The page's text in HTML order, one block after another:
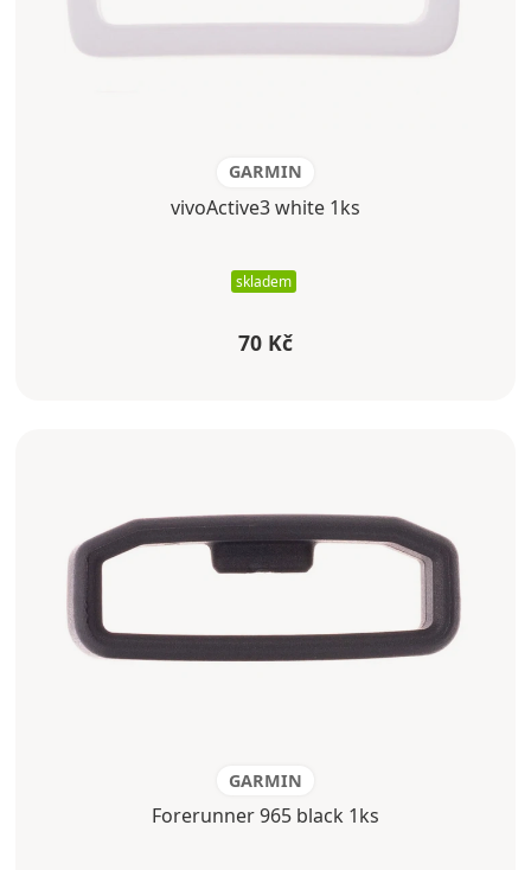
GARMIN
vivoActive3 white 1ks
skladem
70 Kč
GARMIN
Forerunner 965 black 1ks